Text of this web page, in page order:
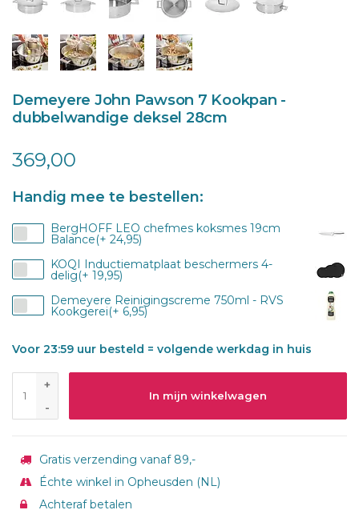
Demeyere John Pawson 7 Kookpan -
dubbelwandige deksel 28cm
369,00
Handig mee te bestellen:
BergHOFF LEO chefmes koksmes 19cm
Balance(+ 24,95)
KOQI Inductiematplaat beschermers 4-
delig(+ 19,95)
Demeyere Reinigingscreme 750ml - RVS
Kookgerei(+ 6,95)
Voor 23:59 uur besteld = volgende werkdag in huis
+
-
In mijn winkelwagen
Gratis verzending vanaf 89,-
Échte winkel in Opheusden (NL)
Achteraf betalen